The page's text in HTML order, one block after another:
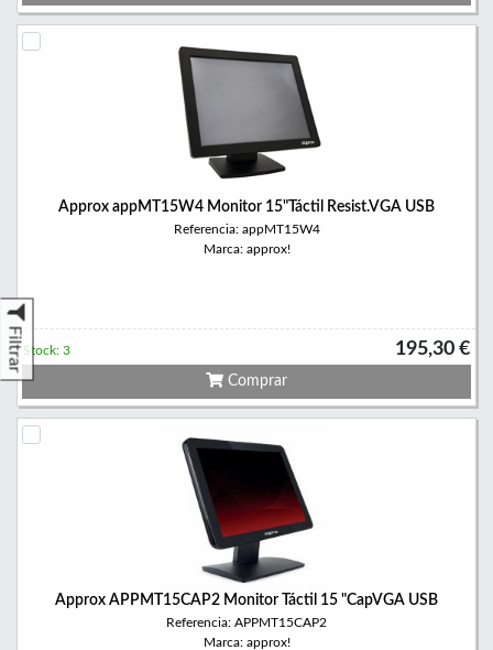
Filtrar
Approx appMT15W4 Monitor 15"Táctil Resist.VGA USB
Referencia: appMT15W4
Marca: approx!
195,30 €
Stock: 3
Comprar
Approx APPMT15CAP2 Monitor Táctil 15 "CapVGA USB
Referencia: APPMT15CAP2
Marca: approx!